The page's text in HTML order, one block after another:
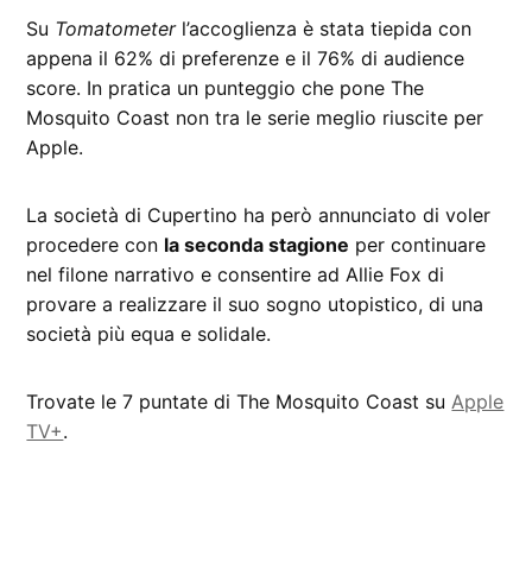
Su Tomatometerl’accoglienza è stata tiepida con
appena il 62% di preferenze e il 76% di audience
score. In pratica un punteggio che pone The
Mosquito Coast non tra le serie meglio riuscite per
Apple.
La società di Cupertino ha però annunciato di voler
procedere con la seconda stagione per continuare
nel filone narrativo e consentire ad Allie Fox di
provare a realizzare il suo sogno utopistico, di una
società più equa e solidale.
Trovate le 7 puntate di The Mosquito Coast suApple
TV+.